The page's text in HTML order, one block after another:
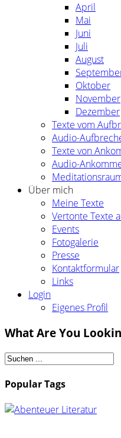
April
Mai
Juni
Juli
August
Oktober
November
Dezember
Texte vom
Audio-
Texte von
Audio-
Über mich
Meine Texte
Vertonte Texte
Events
Fotogalerie
Presse
Kontaktformular
Links
Login
Eigenes Profil
What Are You
Popular Tags